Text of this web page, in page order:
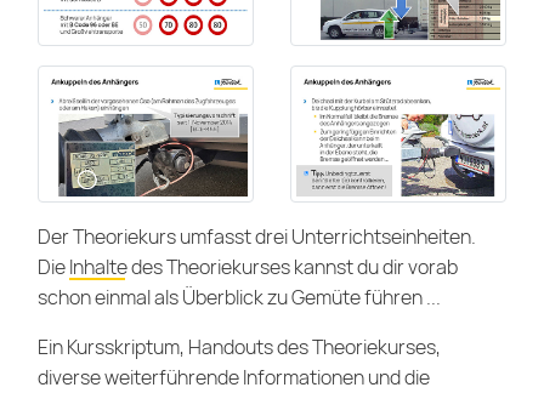
Der Theoriekurs umfasst drei Unterrichtseinheiten.
DieInhalte des Theoriekurseskannst du dir vorab
schon einmal als Überblick zu Gemüte führen ...
Ein Kursskriptum, Handouts des Theoriekurses,
diverse weiterführende Informationen und die